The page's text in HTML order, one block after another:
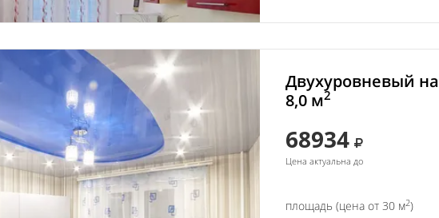
Двухуровневый
8,0 м2
68934
Цена актуальна до
площадь (цена от 30 м2)